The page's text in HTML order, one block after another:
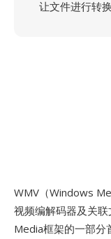
让文件进行转
WMV（Windows
视频编解码器及关
Media框架的一部分